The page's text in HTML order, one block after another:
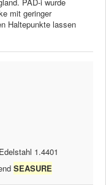
mit geringer
Haltepunkte lassen
1.4401
SEASURE